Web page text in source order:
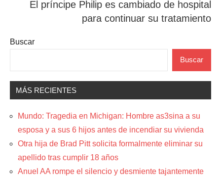
El príncipe Philip es cambiado de hospital
para continuar su tratamiento
Buscar
Buscar
MÁS RECIENTES
Mundo: Tragedia en Michigan: Hombre as3sina a su
esposa y a sus 6 hijos antes de incendiar su vivienda
Otra hija de Brad Pitt solicita formalmente eliminar su
apellido tras cumplir 18 años
Anuel AA rompe el silencio y desmiente tajantemente